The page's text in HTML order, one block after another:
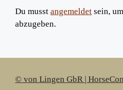
Du musst angemeldet sein,
abzugeben.
© von Lingen GbR |